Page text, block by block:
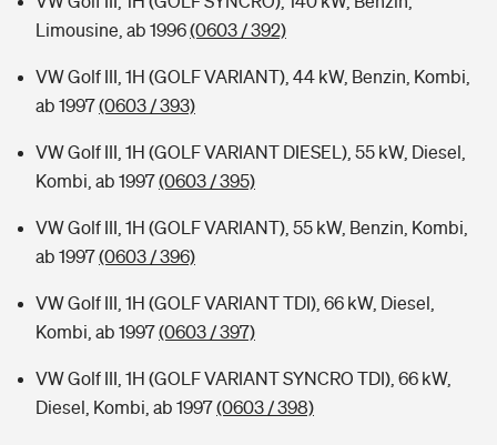
Limousine, ab 1996(0603 / 392)
VW Golf III, 1H (GOLF VARIANT), 44 kW, Benzin, Kombi,
ab 1997(0603 / 393)
VW Golf III, 1H (GOLF VARIANT DIESEL), 55 kW, Diesel,
Kombi, ab 1997(0603 / 395)
VW Golf III, 1H (GOLF VARIANT), 55 kW, Benzin, Kombi,
ab 1997(0603 / 396)
VW Golf III, 1H (GOLF VARIANT TDI), 66 kW, Diesel,
Kombi, ab 1997(0603 / 397)
VW Golf III, 1H (GOLF VARIANT SYNCRO TDI), 66 kW,
Diesel, Kombi, ab 1997(0603 / 398)